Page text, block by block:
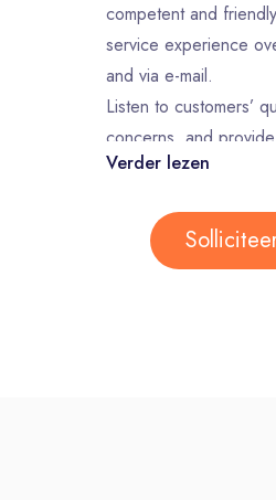
competent and
service experience
and via e-mail.
Listen to customers’
concerns, and
solutions;
deliveries, payments
Point of contact for
Provide information
Verder lezen